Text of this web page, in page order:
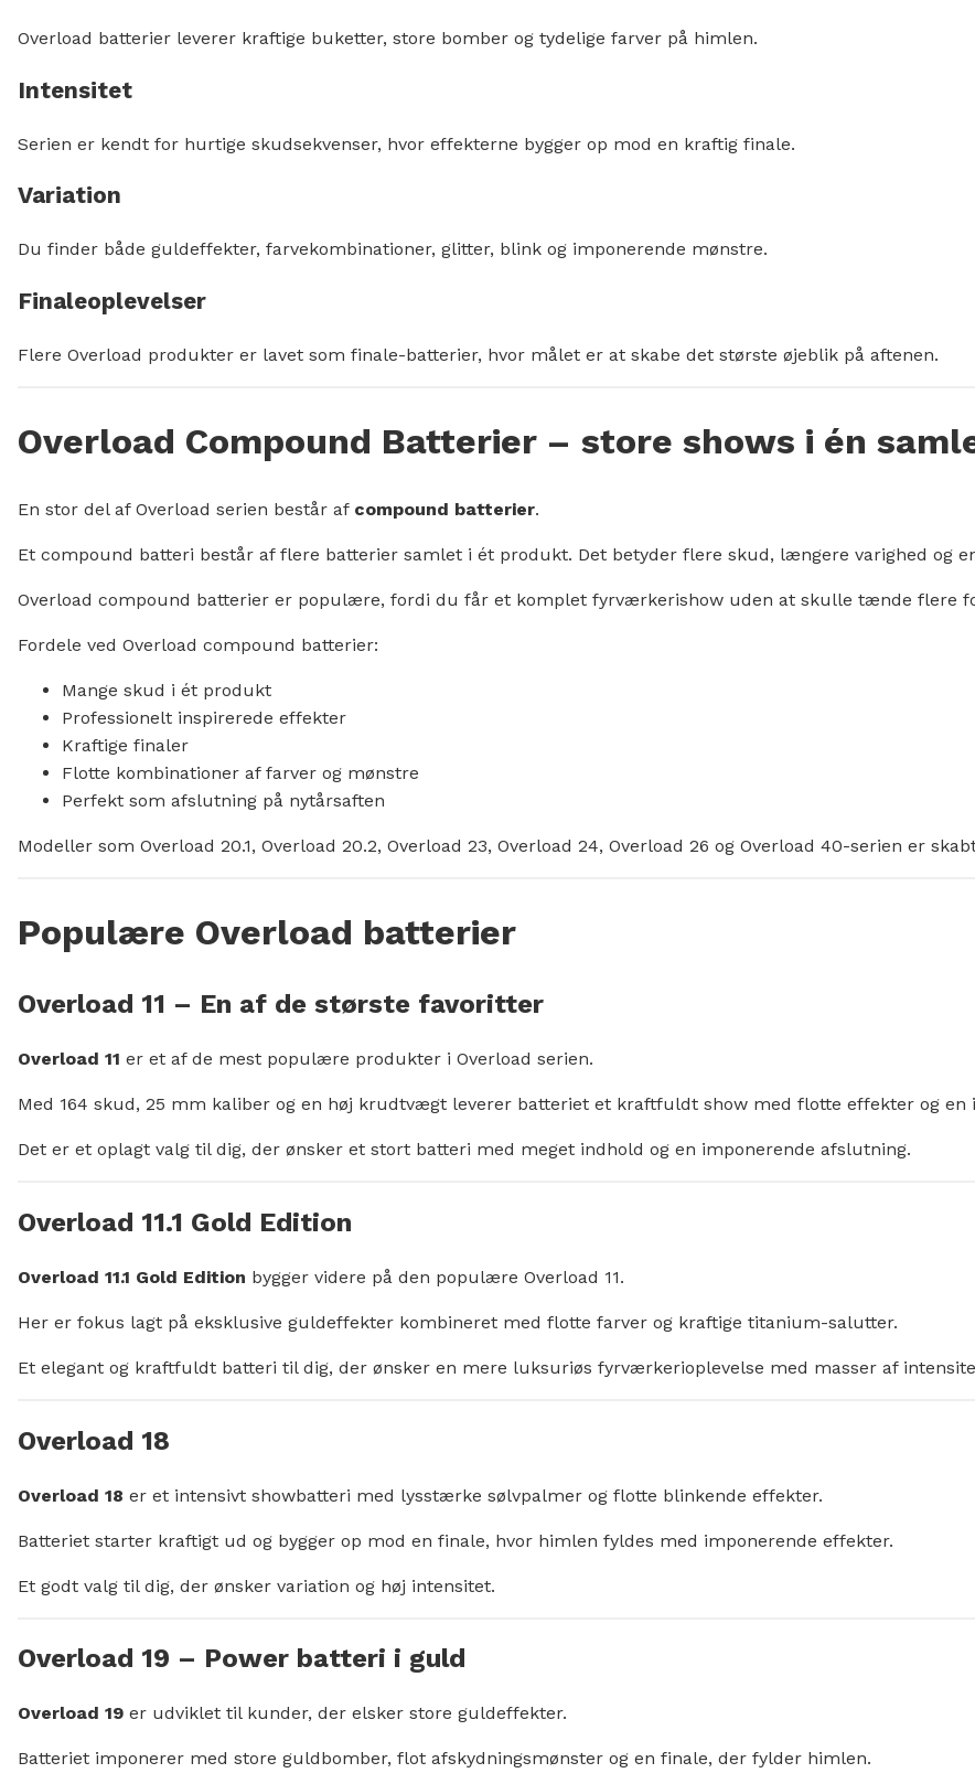
Overload batterier leverer kraftige buketter, store bomber og tydelige farver på himlen.
Intensitet
Serien er kendt for hurtige skudsekvenser, hvor effekterne bygger op mod en kraftig finale.
Variation
Du finder både guldeffekter, farvekombinationer, glitter, blink og imponerende mønstre.
Finaleoplevelser
Flere Overload produkter er lavet som finale-batterier, hvor målet er at skabe det største øjeblik på aftenen.
Overload Compound Batterier – store shows i én
En stor del af Overload serien består af compound batterier.
Et compound batteri består af flere batterier samlet i ét produkt. Det betyder flere skud, længere varighed og
Overload compound batterier er populære, fordi du får et komplet fyrværkerishow uden at skulle tænde flere
Fordele ved Overload compound batterier:
Mange skud i ét produkt
Professionelt inspirerede effekter
Kraftige finaler
Flotte kombinationer af farver og mønstre
Perfekt som afslutning på nytårsaften
Modeller som Overload 20.1, Overload 20.2, Overload 23, Overload 24, Overload 26 og Overload 40-serien er
Populære Overload batterier
Overload 11 – En af de største favoritter
Overload 11 er et af de mest populære produkter i Overload serien.
Med 164 skud, 25 mm kaliber og en høj krudtvægt leverer batteriet et kraftfuldt show med flotte effekter og en
Det er et oplagt valg til dig, der ønsker et stort batteri med meget indhold og en imponerende afslutning.
Overload 11.1 Gold Edition
Overload 11.1 Gold Edition bygger videre på den populære Overload 11.
Her er fokus lagt på eksklusive guldeffekter kombineret med flotte farver og kraftige titanium-salutter.
Et elegant og kraftfuldt batteri til dig, der ønsker en mere luksuriøs fyrværkerioplevelse med masser af
Overload 18
Overload 18 er et intensivt showbatteri med lysstærke sølvpalmer og flotte blinkende effekter.
Batteriet starter kraftigt ud og bygger op mod en finale, hvor himlen fyldes med imponerende effekter.
Et godt valg til dig, der ønsker variation og høj intensitet.
Overload 19 – Power batteri i guld
Overload 19 er udviklet til kunder, der elsker store guldeffekter.
Batteriet imponerer med store guldbomber, flot afskydningsmønster og en finale, der fylder himlen.